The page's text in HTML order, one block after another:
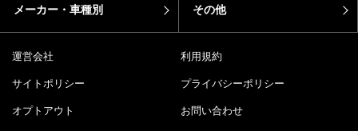
メーカー・車種別 その他
運営会社 利用規約
サイトポリシー プライバシーポリシー
オプトアウト お問い合わせ